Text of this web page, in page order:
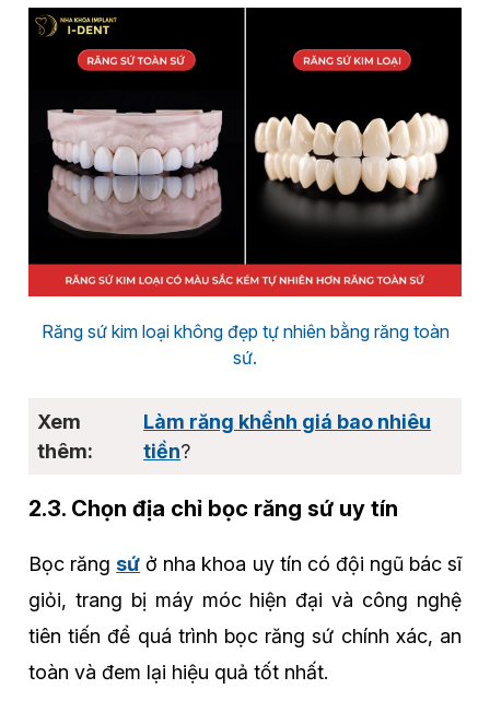
Răng sứ kim loại không đẹp tự nhiên bằng răng toàn
sứ.
Làm răng khểnh giá bao nhiêu
tiền?
2.3. Chọn địa chỉ bọc răng sứ uy tín
Bọc răngsứ ở nha khoa uy tín có đội ngũ bác sĩ
giỏi, trang bị máy móc hiện đại và công nghệ
tiên tiến để quá trình bọc răng sứ chính xác, an
toàn và đem lại hiệu quả tốt nhất.